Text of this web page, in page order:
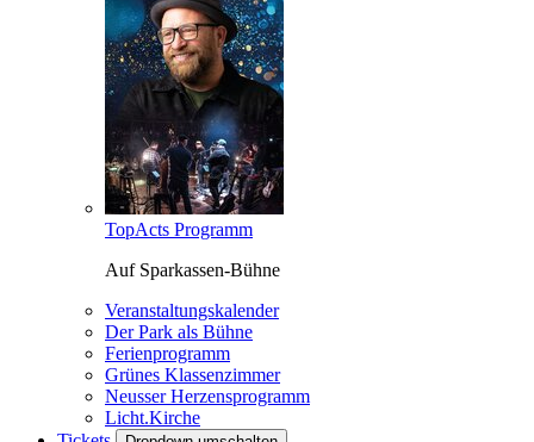
TopActs Programm
Auf Sparkassen-Bühne
Veranstaltungskalender
Der Park als Bühne
Ferienprogramm
Grünes Klassenzimmer
Neusser Herzensprogramm
Licht.Kirche